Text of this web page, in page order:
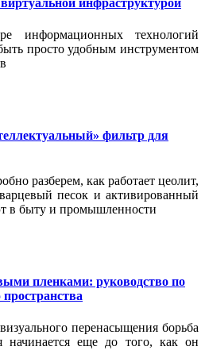
инфраструктурой
информационных технологий
просто удобным инструментом
фильтр для
разберем, как работает цеолит,
песок и активированный
в быту и промышленности
пленками: руководство по
перенасыщения борьба
начинается еще до того, как он